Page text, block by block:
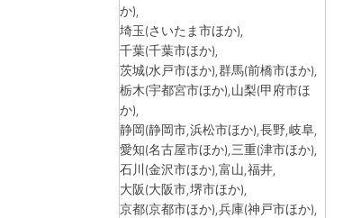
か),
埼玉(さいたま市ほか),
千葉(千葉市ほか),
茨城(水戸市ほか),群馬(前橋市ほか),
栃木(宇都宮市ほか),山梨(甲府市ほ
か),
静岡(静岡市,浜松市ほか),長野,岐阜,
愛知(名古屋市ほか),三重(津市ほか),
石川(金沢市ほか),富山,福井,
大阪(大阪市,堺市ほか),
京都(京都市ほか),兵庫(神戸市ほか),